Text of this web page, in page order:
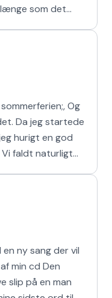
som det
Og
hurigt en god
Vi faldt naturligt
ny sang der vil
cd Den
slip på en man